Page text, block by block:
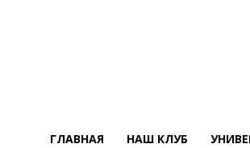
ГЛАВНАЯ НАШ КЛУБ